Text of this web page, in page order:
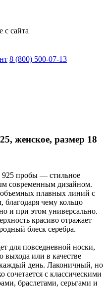
с сайта
8 (800) 500-07-13
женское, размер 18
925 пробы — стильное
современным дизайном.
плавных линий с
чему кольцо
и при этом универсально.
красиво отражает
блеск серебра.
для повседневной носки,
выхода или в качестве
день. Лаконичный, но
сочетается с классическими
браслетами, серьгами и